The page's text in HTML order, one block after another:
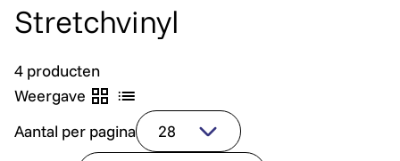
Stretchvinyl
4 producten
Weergave
Aantal per pagina